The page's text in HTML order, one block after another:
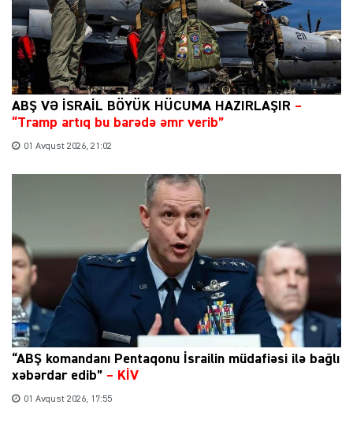
ABŞ VƏ İSRAİL BÖYÜK HÜCUMA HAZIRLAŞIR –
“Tramp artıq bu barədə əmr verib”
01 Avqust 2026, 21:02
“ABŞ komandanı Pentaqonu İsrailin müdafiəsi ilə bağlı
xəbərdar edib” – KİV
01 Avqust 2026, 17:55